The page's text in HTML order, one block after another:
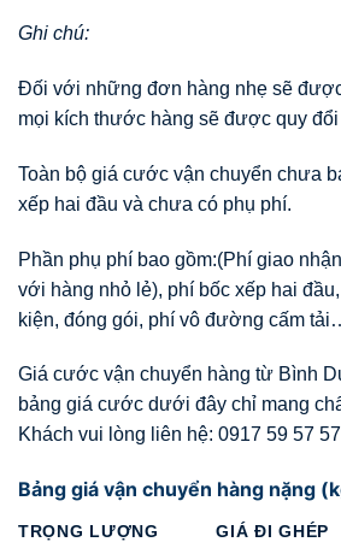
Ghi chú:
Đối với những đơn hàng nhẹ sẽ
mọi kích thước hàng sẽ được quy đổi
Toàn bộ giá cước vận chuyển chưa
xếp hai đầu và chưa có phụ phí.
Phần phụ phí bao gồm:(Phí giao
với hàng nhỏ lẻ), phí bốc xếp hai
kiện, đóng gói, phí vô đường cấm
Giá cước vận chuyển hàng từ Bình
bảng giá cước dưới đây chỉ mang
Khách vui lòng liên hệ: 0917 59 57
Bảng giá vận chuyển hàng nặng
TRỌNG LƯỢNG GIÁ ĐI GHÉP